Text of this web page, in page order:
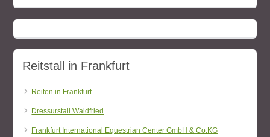
Reitstall in Frankfurt
Reiten in Frankfurt
Dressurstall Waldfried
Frankfurt International Equestrian Center GmbH & Co.KG